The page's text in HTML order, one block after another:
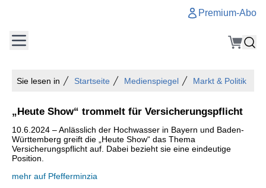
Premium-Abo
Sie lesen in Startseite Medienspiegel Markt & Politik
„Heute Show“ trommelt für Versicherungspflicht
10.6.2024 – Anlässlich der Hochwasser in Bayern und Baden-
Württemberg greift die „Heute Show“ das Thema
Versicherungspflicht auf. Dabei bezieht sie eine eindeutige
Position.
mehr auf Pfefferminzia